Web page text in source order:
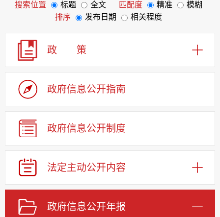
搜索位置 标题 全文 匹配度 精准
模糊
排序
发布日期 相关程度
政 策
政府信息公开指南
政府信息公开制度
法定主动公开内容
政府信息公开年报